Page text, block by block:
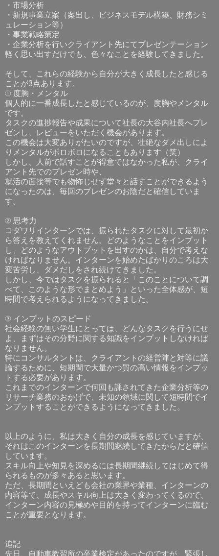
・市場分析
・新規事業立案（案出し、ビジネスモデル構築、財務シミ
ュレーション等）
・事業戦略策定
・企業分析を行いクライアント先にてプレゼンテーション
軽く思い出すだけでも、色々なことを経験してきました。
そして、これらの経験から自分が大きく成長したと感じる
ことが3点あります。
① 度胸・メンタル
個人的に一番成長したと感じているのが、度胸やメンタル
です。
タスクの進捗報告や成果について社長の大谷内社長へプレ
ゼンし、レビューをいただく機会があります。
この機会は大変ありがたいのですが、壮絶なダメ出しによ
りメンタルがボロボロになることもあります（笑）
しかし、人前で話すことが得意ではなかった私が、クライ
アント先でのプレゼン時や、
就活の面接等でも物怖じせず堂々と話すことができるよう
になったのは、毎回のプレゼンのお陰だと確信していま
す。
② 思考力
コダワリインターンでは、振られたタスクに対して最初か
ら答えを教えてくれません。どのようなことをインプット
し、どのようなアウトプットを出すのかは、自分で考えな
ければなりません。インターンを始めたばかりのころは大
変苦労し、ダメだしをされ続けてきました。
しかし、今ではタスクを振られると「このことについて調
べて、このような形でまとめよう」といった全体感が、短
時間で考えられるようになってきました。
③ インプットのスピード
社会経験の無い学生にとっては、どんなタスクを行うにせ
よ、まずはその分野に関する知識をインプットしなければ
なりません。
特にコンサルタントは、クライアントの経営陣と対等に議
論するために、短期間で大量かつ質の高い情報をインプッ
トする必要があります。
これまでのインターンで何回も課されてきた企業分析等の
リサーチ業務のおかげで、未知の領域に関して短時間でイ
ンプットすることができるようになってきました。
以上のように、私は大きく自分の成長を感じていますが、
それはこのインターンを長期間継続してきたからだと確信
しています。
スキル向上や知見を深めるには長期間継続してはじめて得
られるものが多々あると思います。
ただ、長期間といえども会社の業界や業種、インターンの
内容等で、成長やスキル向上は大きく変わってくるので、
インターン内容の見極めや目的を持ってインターンに臨む
ことが重要となります。
追記
先日、自動車教習所の卒業検定があったのですが、緊張し